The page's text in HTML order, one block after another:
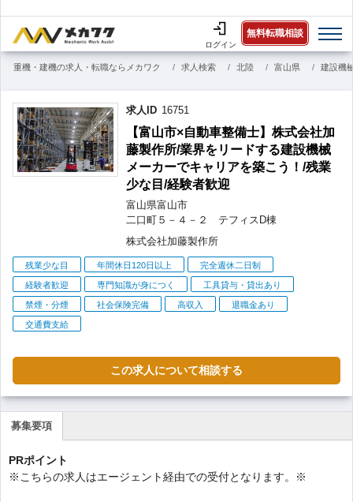
ログイン
無料転職相談
重機・建機の求人・転職ならメカワク 求人検索 北陸 富山県 建設機
求人ID 16751
【富山市×自動車整備士】株式会社加
藤製作所/業界をリードする建設機械
メーカーでキャリアを築こう！/残業
少な目/経験者歓迎
富山県富山市
二口町５－４－２ テフィスD棟
株式会社加藤製作所
だ
わ
り
残業少な目 年間休日120日以上 完全週休二日制
経験者歓迎 専門知識が身につく 工具貸与・貸出あり
禁煙・分煙 社会保険完備 高収入 退職金あり
交通費支給
この求人について相談する
募集要項
ク
テ
PRポイント
※こちらの求人はエージェント経由での受付となります。※